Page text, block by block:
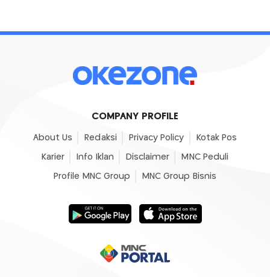
COMPANY PROFILE
About Us Redaksi Privacy Policy Kotak Pos
Karier Info Iklan Disclaimer MNC Peduli
Profile MNC Group MNC Group Bisnis